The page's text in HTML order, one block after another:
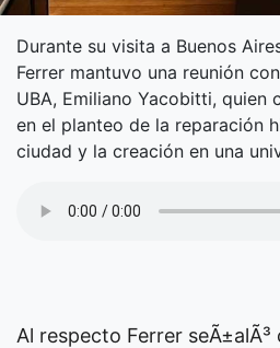
Durante su visita a Buenos
Ferrer mantuvo una reunión
UBA, Emiliano Yacobitti, quien
en el planteo de la reparación
ciudad y la creación en una
Al respecto Ferrer